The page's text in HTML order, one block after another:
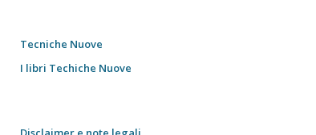
Tecniche Nuove
I libri Techiche Nuove